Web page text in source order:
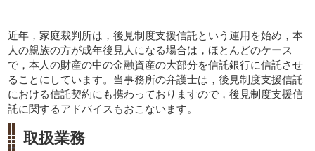
近年，家庭裁判所は，後見制度支援信託という運用を始め，本
人の親族の方が成年後見人になる場合は，ほとんどのケース
で，本人の財産の中の金融資産の大部分を信託銀行に信託させ
ることにしています。当事務所の弁護士は，後見制度支援信託
における信託契約にも携わっておりますので，後見制度支援信
託に関するアドバイスもおこないます。
取扱業務